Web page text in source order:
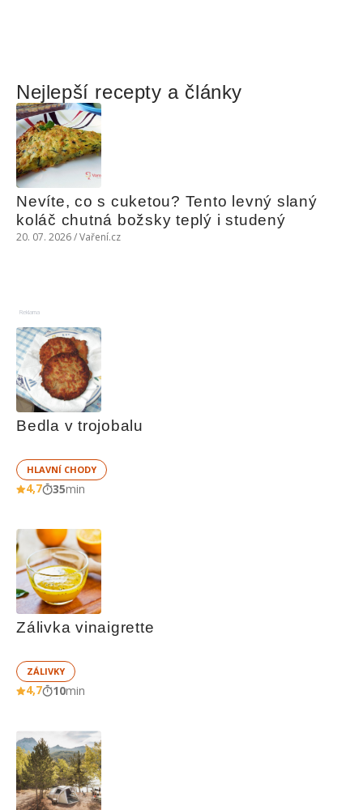
Nejlepší recepty a články
Nevíte, co s cuketou? Tento levný slaný
koláč chutná božsky teplý i studený
20. 07. 2026 / Vaření.cz
Reklama
Bedla v trojobalu
HLAVNÍ CHODY
4,7 35min
Zálivka vinaigrette
ZÁLIVKY
4,7 10min